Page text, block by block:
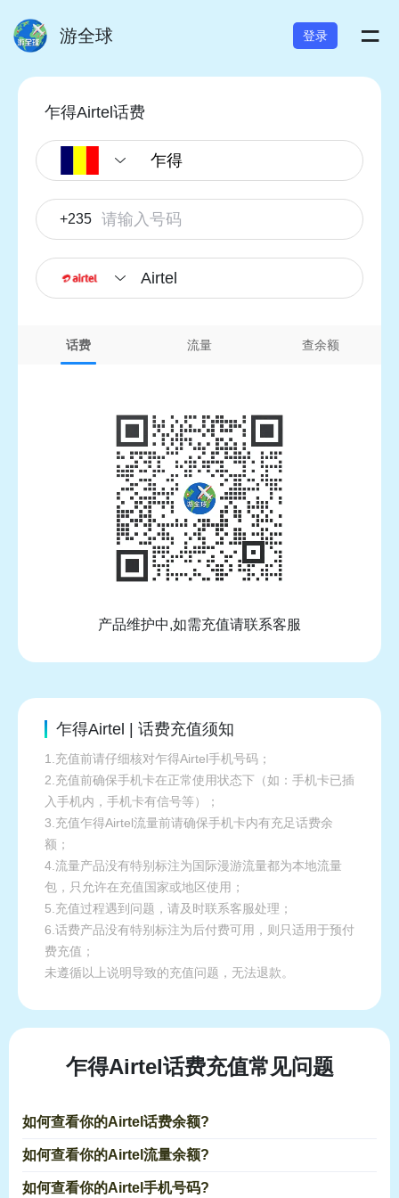
游全球 登录 =
乍得Airtel话费
+235
Airtel
话费 流量 查余额
产品维护中,如需充值请联系客服
乍得Airtel | 话费充值须知
1.充值前请仔细核对乍得Airtel手机号码；
2.充值前确保手机卡在正常使用状态下（如：手机卡已插
入手机内，手机卡有信号等）；
3.充值乍得Airtel流量前请确保手机卡内有充足话费余
额；
4.流量产品没有特别标注为国际漫游流量都为本地流量
包，只允许在充值国家或地区使用；
5.充值过程遇到问题，请及时联系客服处理；
6.话费产品没有特别标注为后付费可用，则只适用于预付
费充值；
未遵循以上说明导致的充值问题，无法退款。
乍得Airtel话费充值常见问题
如何查看你的Airtel话费余额?
如何查看你的Airtel流量余额?
如何查看你的Airtel手机号码?